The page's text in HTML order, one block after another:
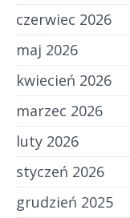
czerwiec 2026
maj 2026
kwiecień 2026
marzec 2026
luty 2026
styczeń 2026
grudzień 2025